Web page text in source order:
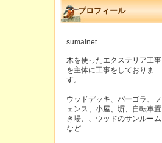
プロフィール
sumainet
木を使ったエクステリア工事
を主体に工事をしておりま
す。
ウッドデッキ、パーゴラ、フ
ェンス、小屋、塀、自転車置
き場、、ウッドのサンルーム
など